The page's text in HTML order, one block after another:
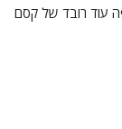
עוד רובד של קסם